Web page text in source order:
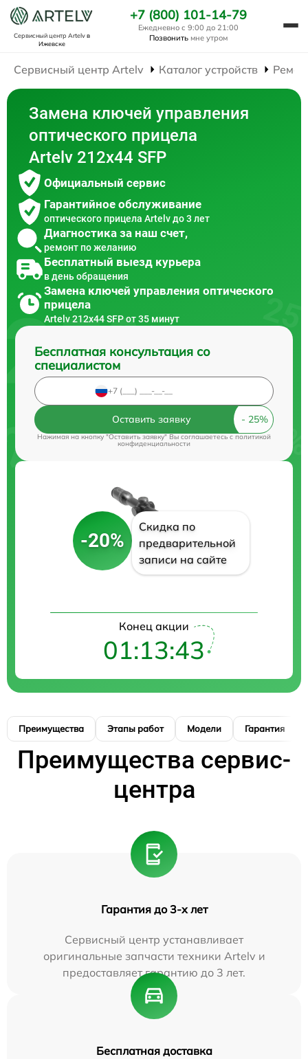
Сервисный центр Artelvв
Ижевске
+7 (800) 101-14-79
Ежедневно с 9:00 до 21:00
Позвонить мне утром
Сервисный центр Artelv Каталог устройств
Замена ключей управления
оптического прицела
Artelv 212x44 SFP
Официальный сервис
Гарантийное обслуживание
оптического прицела Artelv до 3 лет
Диагностика за наш счет,
ремонт по желанию
Бесплатный выезд курьера
в день обращения
Замена ключей управления оптического
прицела
Artelv 212x44 SFP от 35 минут
Бесплатная консультация со
специалистом
Оставить заявку
Нажимая на кнопку "Оставить заявку" Вы соглашаетесь cполитикой
конфиденциальности
-20%
Скидка по
предварительной
записи на сайте
Конец акции
01:13:42
Преимущества Этапы работ Модели Гарантия
Преимущества сервис-
центра
Гарантия до 3-х лет
Сервисный центр устанавливает
оригинальные запчасти техники Artelv и
предоставляет гарантию до 3 лет.
Бесплатная доставка